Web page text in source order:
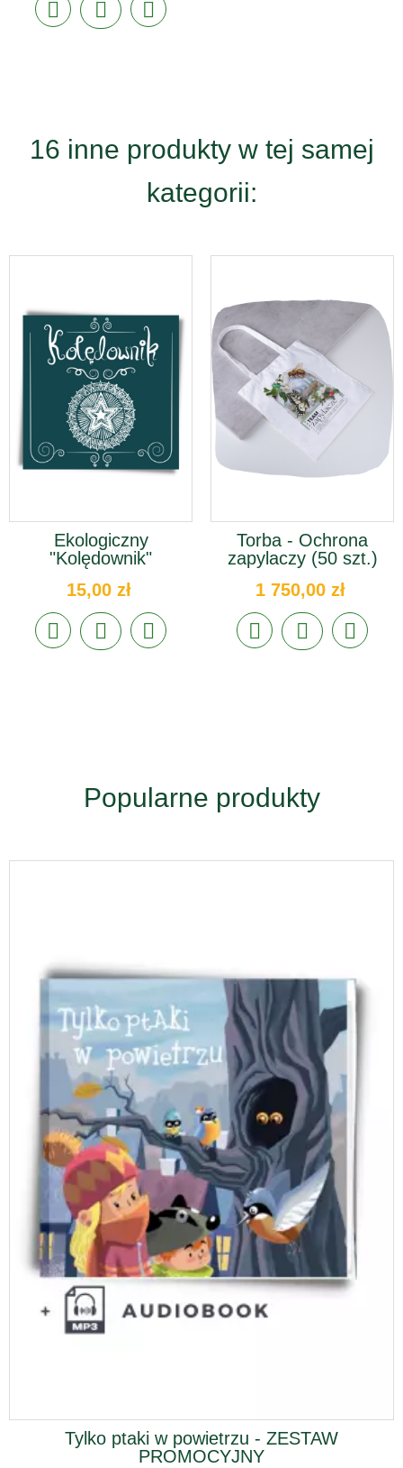
16 inne produkty w tej samej
kategorii:
Ekologiczny
"Kolędownik"
15,00 zł
Torba - Ochrona
zapylaczy (50 szt.)
1 750,00 zł
Popularne produkty
Tylko ptaki w powietrzu - ZESTAW
PROMOCYJNY